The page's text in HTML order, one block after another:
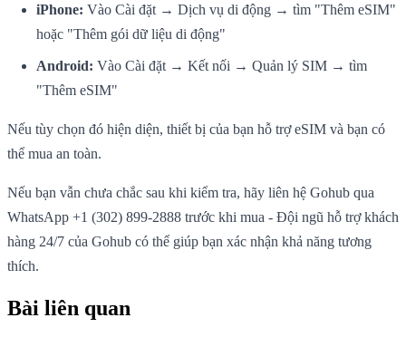
iPhone: Vào Cài đặt → Dịch vụ di động → tìm "Thêm eSIM"
hoặc "Thêm gói dữ liệu di động"
Android: Vào Cài đặt → Kết nối → Quản lý SIM → tìm
"Thêm eSIM"
Nếu tùy chọn đó hiện diện, thiết bị của bạn hỗ trợ eSIM và bạn có
thể mua an toàn.
Nếu bạn vẫn chưa chắc sau khi kiểm tra, hãy liên hệ Gohub qua
WhatsApp +1 (302) 899-2888 trước khi mua - Đội ngũ hỗ trợ khách
hàng 24/7 của Gohub có thể giúp bạn xác nhận khả năng tương
thích.
Bài liên quan